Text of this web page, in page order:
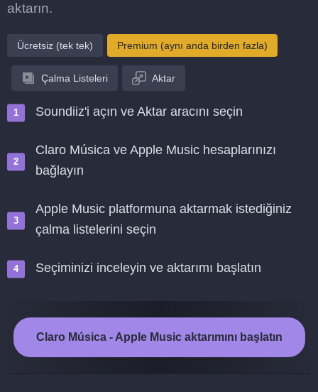
aktarın.
Ücretsiz (tek tek) Premium (aynı anda birden fazla)
Çalma Listeleri Aktar
Soundiiz'i açın ve Aktar aracını seçin
Claro Música ve Apple Music hesaplarınızı
bağlayın
Apple Music platformuna aktarmak istediğiniz
çalma listelerini seçin
Seçiminizi inceleyin ve aktarımı başlatın
Claro Música - Apple Music aktarımını başlatın